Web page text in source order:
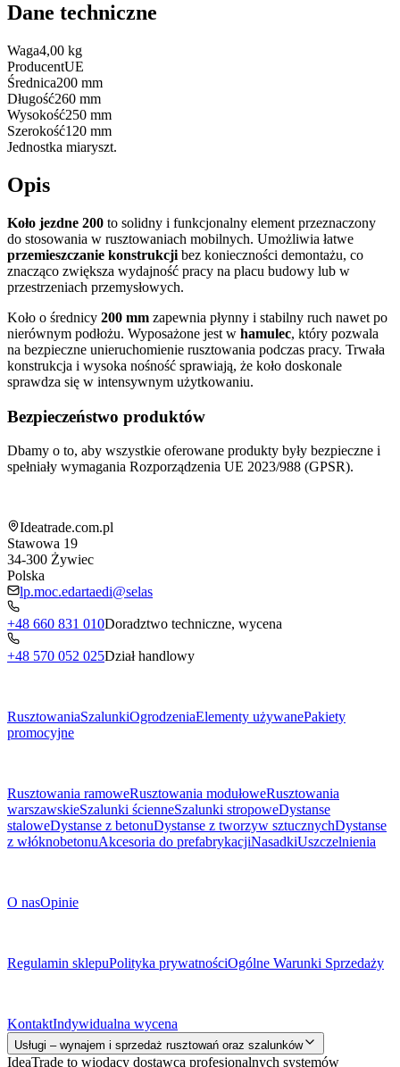
Dane techniczne
Waga4,00 kg
ProducentUE
Średnica200 mm
Długość260 mm
Wysokość250 mm
Szerokość120 mm
Jednostka miaryszt.
Opis
Koło jezdne 200 to solidny i funkcjonalny element przeznaczony
do stosowania w rusztowaniach mobilnych. Umożliwia łatwe
przemieszczanie konstrukcji bez konieczności demontażu, co
znacząco zwiększa wydajność pracy na placu budowy lub w
przestrzeniach przemysłowych.
Koło o średnicy 200 mm zapewnia płynny i stabilny ruch nawet po
nierównym podłożu. Wyposażone jest w hamulec, który pozwala
na bezpieczne unieruchomienie rusztowania podczas pracy. Trwała
konstrukcja i wysoka nośność sprawiają, że koło doskonale
sprawdza się w intensywnym użytkowaniu.
Bezpieczeństwo produktów
Dbamy o to, aby wszystkie oferowane produkty były bezpieczne i
spełniały wymagania Rozporządzenia UE 2023/988 (GPSR).
Ideatrade.com.pl
Stawowa 19
34-300 Żywiec
Polska
lp.moc.edartaedi@selas
+48 660 831 010Doradztwo techniczne, wycena
+48 570 052 025Dział handlowy
RusztowaniaSzalunkiOgrodzeniaElementy używanePakiety
promocyjne
Rusztowania ramoweRusztowania modułoweRusztowania
warszawskieSzalunki ścienneSzalunki stropoweDystanse
staloweDystanse z betonuDystanse z tworzyw sztucznychDystanse
z włóknobetonuAkcesoria do prefabrykacjiNasadkiUszczelnienia
O nasOpinie
Regulamin sklepuPolityka prywatnościOgólne Warunki Sprzedaży
KontaktIndywidualna wycena
Usługi – wynajem i sprzedaż rusztowań oraz szalunków
IdeaTrade to wiodący dostawca profesjonalnych systemów